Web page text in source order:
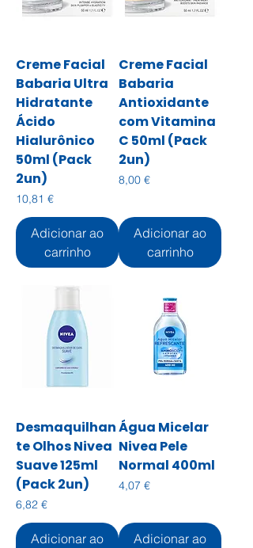
Creme Facial
Babaria Ultra
Hidratante
Ácido
Hialurônico
50ml (Pack
2un)
Preço
10,81 €
Adicionar ao
carrinho
Creme Facial
Babaria
Antioxidante
com Vitamina
C 50ml (Pack
2un)
Preço
8,00 €
Adicionar ao
carrinho
Desmaquilhan
te Olhos Nivea
Suave 125ml
(Pack 2un)
Preço
6,82 €
Adicionar ao
Água Micelar
Nivea Pele
Normal 400ml
Preço
4,07 €
Adicionar ao